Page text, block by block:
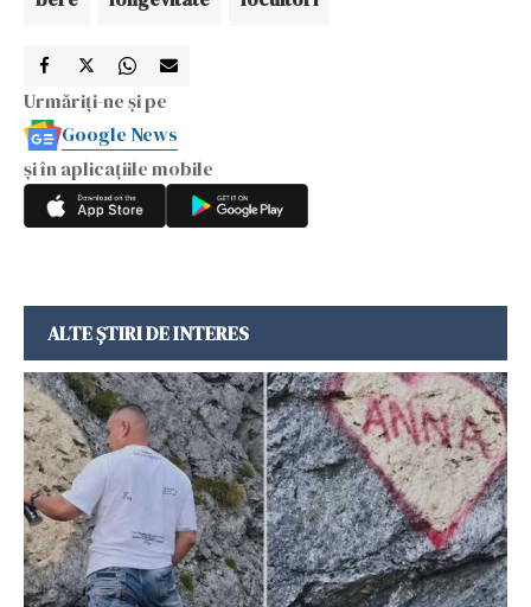
Urmăriți-ne și pe
Google News
și în aplicațiile mobile
ALTE ȘTIRI DE INTERES